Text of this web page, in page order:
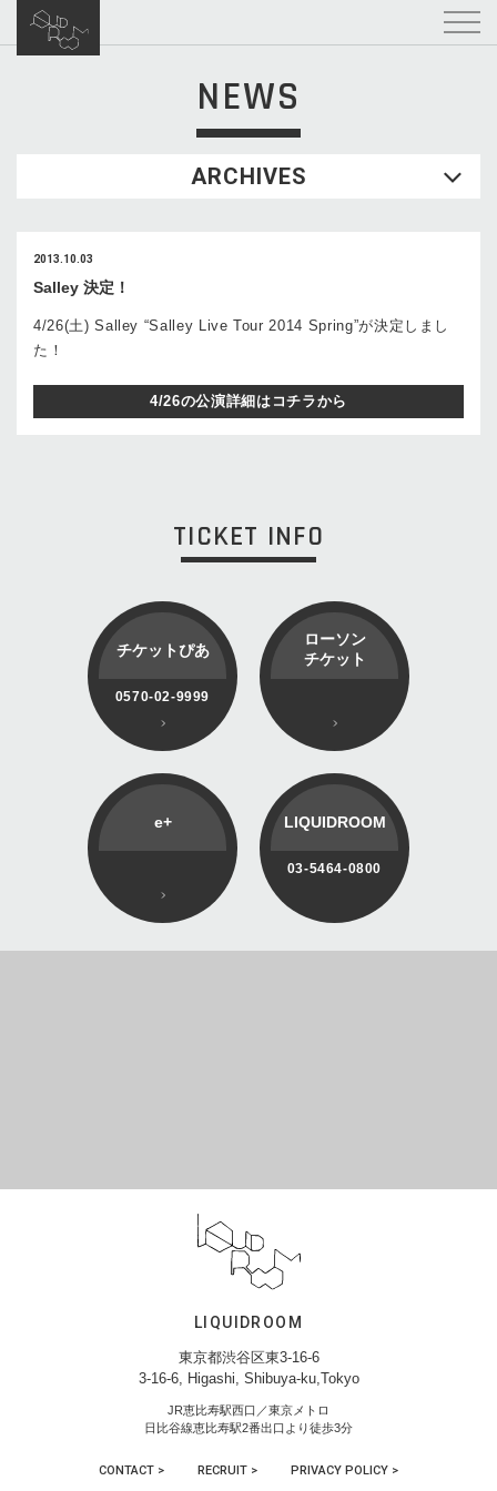
NEWS
ARCHIVES
2013.10.03
Salley 決定！
4/26(土) Salley “Salley Live Tour 2014 Spring”が決定しまし
た！
4/26の公演詳細はコチラから
TICKET INFO
チケットぴあ
0570-02-9999
ローソン
チケット
e+ LIQUIDROOM
03-5464-0800
LIQUIDROOM
東京都渋谷区東3-16-6
3-16-6, Higashi, Shibuya-ku,Tokyo
JR恵比寿駅西口／東京メトロ
日比谷線恵比寿駅2番出口より徒歩3分
CONTACT > RECRUIT > PRIVACY POLICY >